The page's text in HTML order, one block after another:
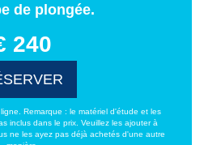
de plongée.
240
Remarque : le matériel d'étude et les
inclus dans le prix. Veuillez les ajouter à
ne les ayez pas déjà achetés d'une autre